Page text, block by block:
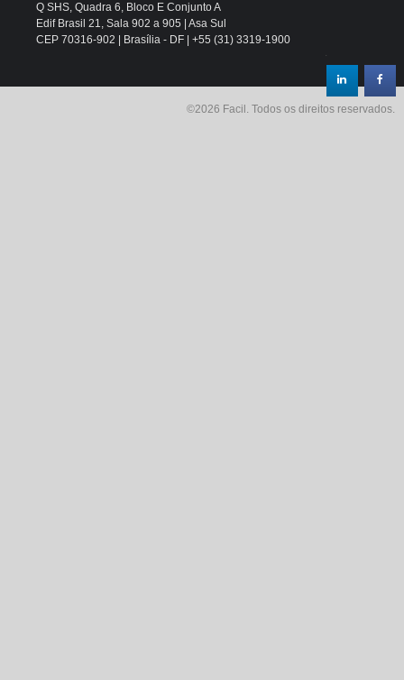
Q SHS, Quadra 6, Bloco E Conjunto A
Edif Brasil 21, Sala 902 a 905 | Asa Sul
CEP 70316-902 | Brasília - DF | +55 (31) 3319-1900
.
©2026 Facil. Todos os direitos reservados.